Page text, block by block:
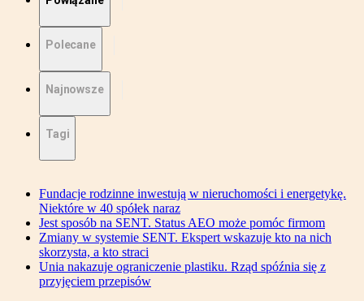
Polecane
Najnowsze
Tagi
Fundacje rodzinne inwestują w nieruchomości i energetykę.
Niektóre w 40 spółek naraz
Jest sposób na SENT. Status AEO może pomóc firmom
Zmiany w systemie SENT. Ekspert wskazuje kto na nich
skorzysta, a kto straci
Unia nakazuje ograniczenie plastiku. Rząd spóźnia się z
przyjęciem przepisów